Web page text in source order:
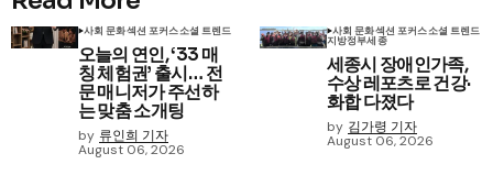
사회 문화섹션 포커스소셜 트렌드
오늘의 연인, ‘33 매
칭 체험권’ 출시… 전
문 매니저가 주선하
는 맞춤 소개팅
by 류인희 기자
August 06, 2026
사회 문화섹션 포커스소셜 트렌드
지방정부세종
세종시 장애인가족,
수상 레포츠로 건강·
화합 다졌다
by 김가령 기자
August 06, 2026